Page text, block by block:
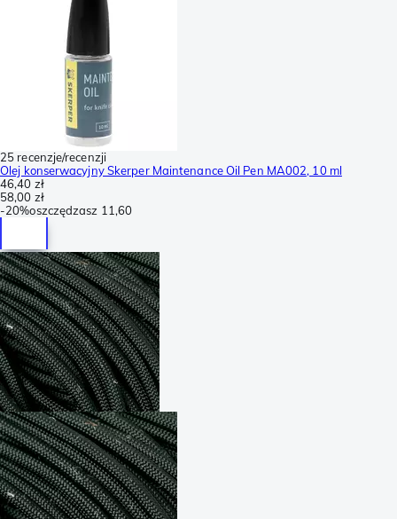
25 recenzje/recenzji
Olej konserwacyjny Skerper Maintenance Oil Pen MA002, 10 ml
46,40 zł
58,00 zł
-20%oszczędzasz 11,60